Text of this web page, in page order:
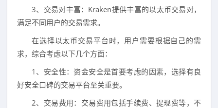
3、交易对丰富：Kraken提供丰富的以太币交易对，
满足不同用户的交易需求。
在选择以太币交易平台时，用户需要根据自己的需
求，综合考虑以下几个方面：
1、安全性：资金安全是首要考虑的因素，选择有良
好安全口碑的交易平台至关重要。
2、交易费用：交易费用包括手续费、提现费等，不